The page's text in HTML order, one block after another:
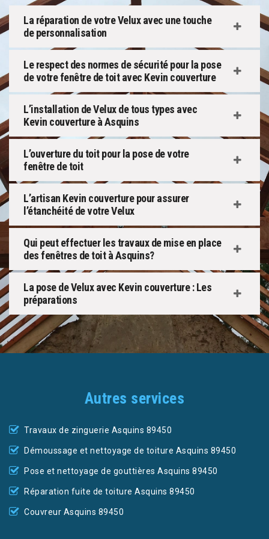
La réparation de votre Velux avec une touche
de personnalisation
Le respect des normes de sécurité pour la pose
de votre fenêtre de toit avec Kevin couverture
L’installation de Velux de tous types avec
Kevin couverture à Asquins
L’ouverture du toit pour la pose de votre
fenêtre de toit
L’artisan Kevin couverture pour assurer
l’étanchéité de votre Velux
Qui peut effectuer les travaux de mise en place
des fenêtres de toit à Asquins?
La pose de Velux avec Kevin couverture : Les
préparations
Autres services
Travaux de zinguerie Asquins 89450
Démoussage et nettoyage de toiture Asquins 89450
Pose et nettoyage de gouttières Asquins 89450
Réparation fuite de toiture Asquins 89450
Couvreur Asquins 89450